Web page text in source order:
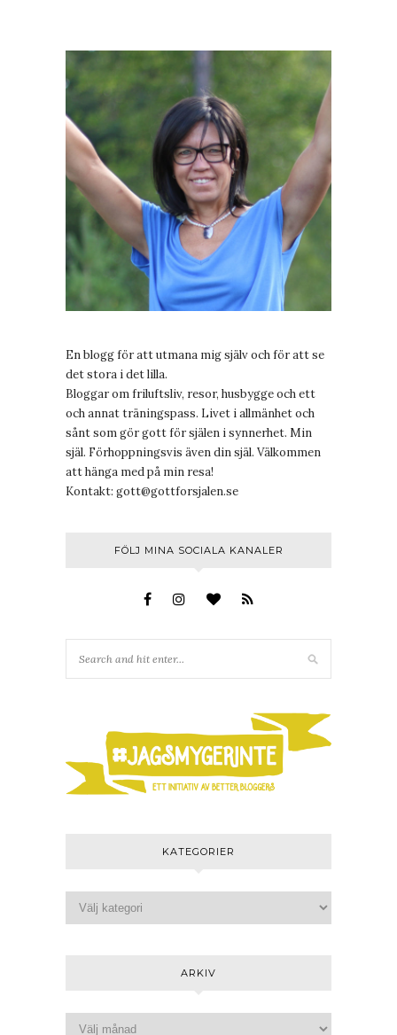
En blogg för att utmana mig själv och för att se
det stora i det lilla.
Bloggar om friluftsliv, resor, husbygge och ett
och annat träningspass. Livet i allmänhet och
sånt som gör gott för själen i synnerhet. Min
själ. Förhoppningsvis även din själ. Välkommen
att hänga med på min resa!
Kontakt: gott@gottforsjalen.se
FÖLJ MINA SOCIALA KANALER
KATEGORIER
ARKIV